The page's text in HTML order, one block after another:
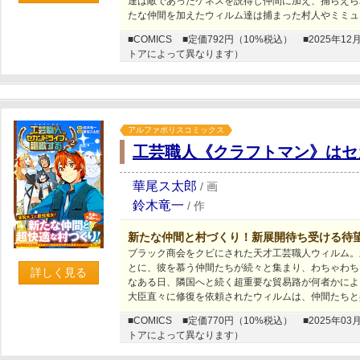
たな仲間を加えたウィルム達は捕まった村人やミ
■COMICS ■定価792円（10%税込）
■2025年12
トアによって異なります）
詳しく見る
アルファポリスコミックス
工芸職人《クラフトマン》は
華尾ス太郎 / 画
鈴木竜一 / 作
新たな仲間と村づくり！新展開待ち受ける待
ブラック商会をクビにされた天才工芸職人ウィルム
とに、彼を慕う仲間たちが続々と集まり、わちゃ
なある日、隣国へと続く超重要な貿易路が何者かに
大臣直々に修復を依頼されたウィルムは、仲間たち
■COMICS ■定価770円（10%税込）
■2025年03
トアによって異なります）